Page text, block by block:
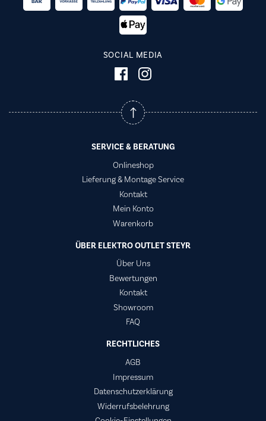
SOCIAL MEDIA
SERVICE & BERATUNG
Onlineshop
Lieferung & Montage Service
Kontakt
Mein Konto
Warenkorb
ÜBER ELEKTRO OUTLET STEYR
Über Uns
Bewertungen
Kontakt
Showroom
FAQ
RECHTLICHES
AGB
Impressum
Datenschutzerklärung
Widerrufsbelehrung